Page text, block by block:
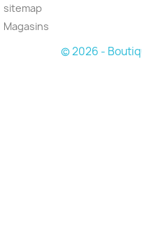
sitemap
Magasins
© 2026 -